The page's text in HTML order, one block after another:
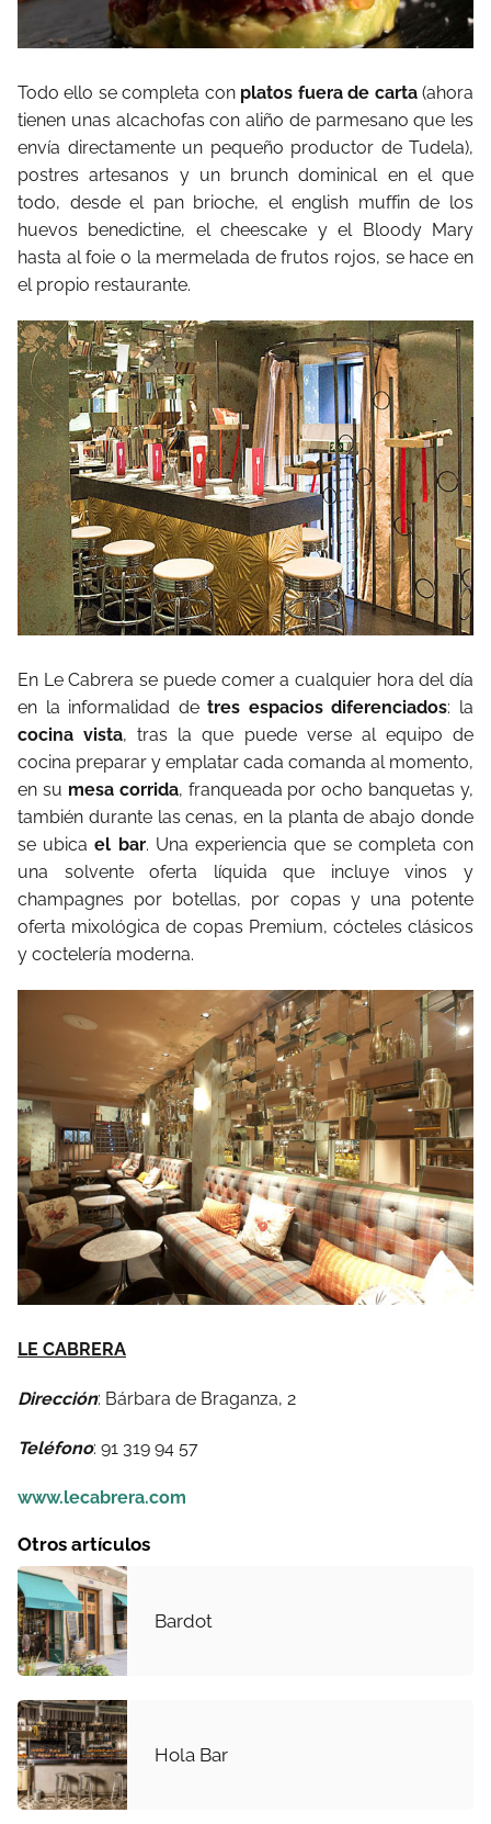
Todo ello se completa con platos fuera de carta(ahora
tienen unas alcachofas con aliño de parmesano que les
envía directamente un pequeño productor de Tudela),
postres artesanos y un brunch dominical en el que
todo, desde el pan brioche, el english muffin de los
huevos benedictine, el cheescake y el Bloody Mary
hasta al foie o la mermelada de frutos rojos, se hace en
el propio restaurante.
En Le Cabrera se puede comer a cualquier hora del día
en la informalidad detres espacios diferenciados: la
cocina vista, tras la que puede verse al equipo de
cocina preparar y emplatar cada comanda al momento,
en su mesa corrida, franqueada por ocho banquetas y,
también durante las cenas, en la planta de abajo donde
se ubicael bar. Una experiencia que se completa con
una solvente oferta líquida que incluye vinos y
champagnes por botellas, por copas y una potente
oferta mixológica de copas Premium, cócteles clásicos
y coctelería moderna.
LE CABRERA
Dirección: Bárbara de Braganza, 2
Teléfono: 91 319 94 57
www.lecabrera.com
Otros artículos
Bardot
Hola Bar